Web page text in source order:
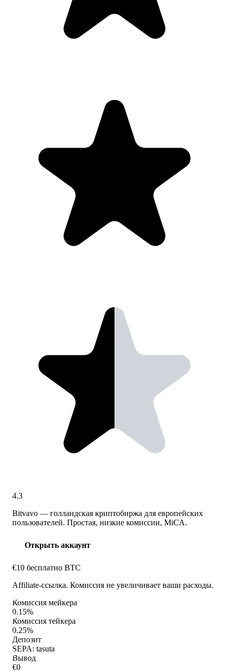
4.3
Bitvavo — голландская криптобиржа для европейских
пользователей. Простая, низкие комиссии, MiCA.
Открыть аккаунт
€10 бесплатно BTC
Affiliate-ссылка. Комиссия не увеличивает ваши расходы.
Комиссия мейкера
0.15%
Комиссия тейкера
0.25%
Депозит
SEPA: tasuta
Вывод
€0